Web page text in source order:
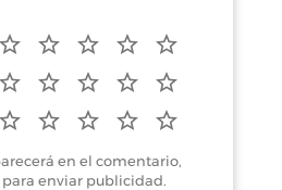
en el comentario,
enviar publicidad.